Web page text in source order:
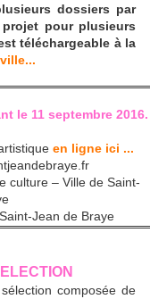
dossiers par
pour plusieurs
téléchargeable à la
le 11 septembre 2016.
en ligne ici ...
culture – Ville de Saint-
Jean de Braye
composée de